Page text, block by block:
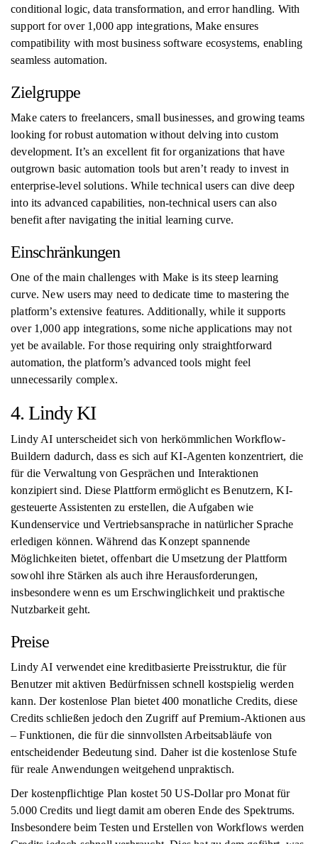
conditional logic, data transformation, and error handling. With
support for over 1,000 app integrations, Make ensures
compatibility with most business software ecosystems, enabling
seamless automation.
Zielgruppe
Make caters to freelancers, small businesses, and growing teams
looking for robust automation without delving into custom
development. It’s an excellent fit for organizations that have
outgrown basic automation tools but aren’t ready to invest in
enterprise-level solutions. While technical users can dive deep
into its advanced capabilities, non-technical users can also
benefit after navigating the initial learning curve.
Einschränkungen
One of the main challenges with Make is its steep learning
curve. New users may need to dedicate time to mastering the
platform’s extensive features. Additionally, while it supports
over 1,000 app integrations, some niche applications may not
yet be available. For those requiring only straightforward
automation, the platform’s advanced tools might feel
unnecessarily complex.
4. Lindy KI
Lindy AI unterscheidet sich von herkömmlichen Workflow-
Buildern dadurch, dass es sich auf KI-Agenten konzentriert, die
für die Verwaltung von Gesprächen und Interaktionen
konzipiert sind. Diese Plattform ermöglicht es Benutzern, KI-
gesteuerte Assistenten zu erstellen, die Aufgaben wie
Kundenservice und Vertriebsansprache in natürlicher Sprache
erledigen können. Während das Konzept spannende
Möglichkeiten bietet, offenbart die Umsetzung der Plattform
sowohl ihre Stärken als auch ihre Herausforderungen,
insbesondere wenn es um Erschwinglichkeit und praktische
Nutzbarkeit geht.
Preise
Lindy AI verwendet eine kreditbasierte Preisstruktur, die für
Benutzer mit aktiven Bedürfnissen schnell kostspielig werden
kann. Der kostenlose Plan bietet 400 monatliche Credits, diese
Credits schließen jedoch den Zugriff auf Premium-Aktionen aus
– Funktionen, die für die sinnvollsten Arbeitsabläufe von
entscheidender Bedeutung sind. Daher ist die kostenlose Stufe
für reale Anwendungen weitgehend unpraktisch.
Der kostenpflichtige Plan kostet 50 US-Dollar pro Monat für
5.000 Credits und liegt damit am oberen Ende des Spektrums.
Insbesondere beim Testen und Erstellen von Workflows werden